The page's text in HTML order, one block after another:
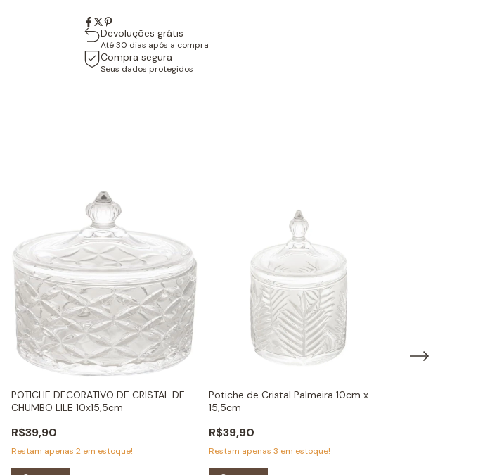
Devoluções grátis
Até 30 dias após a compra
Compra segura
Seus dados protegidos
POTICHE DECORATIVO DE CRISTAL DE
CHUMBO LILE 10x15,5cm
R$39,90
Restam apenas 2 em estoque!
Potiche de Cristal Palmeira 10cm x
15,5cm
R$39,90
Restam apenas 3 em estoque!